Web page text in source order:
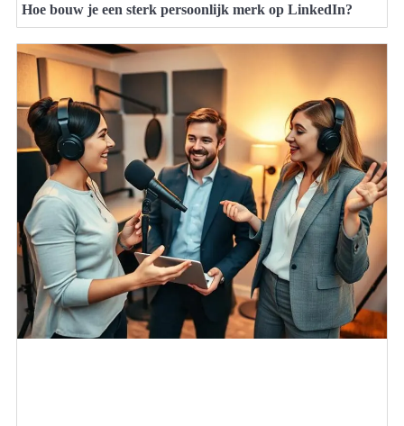
Hoe bouw je een sterk persoonlijk merk op LinkedIn?